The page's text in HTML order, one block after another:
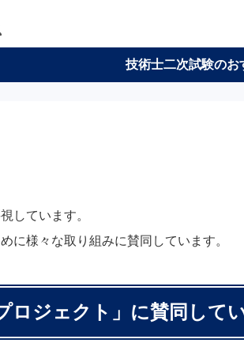
技術士二次試験のお
しています。
に様々な取り組みに賛同しています。
ロジェクト」に賛同して